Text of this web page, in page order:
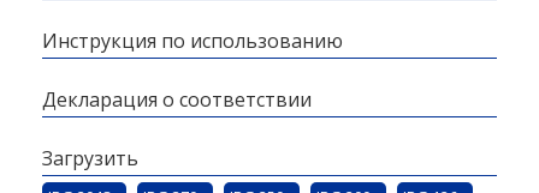
Инструкция по использованию
Декларация о соответствии
Загрузить